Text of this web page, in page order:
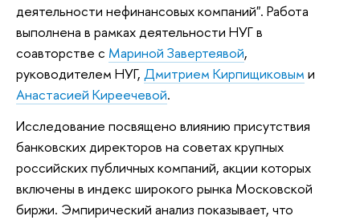
деятельности нефинансовых компаний". Работа
выполнена в рамках деятельности НУГ в
соавторстве с Мариной Завертеявой,
руководителем НУГ, Дмитрием Кирпищиковым и
Анастасией Киреечевой.
Исследование посвящено влиянию присутствия
банковских директоров на советах крупных
российских публичных компаний, акции которых
включены в индекс широкого рынка Московской
биржи. Эмпирический анализ показывает, что